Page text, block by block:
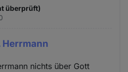
überprüft)
Herrmann
nichts über Gott